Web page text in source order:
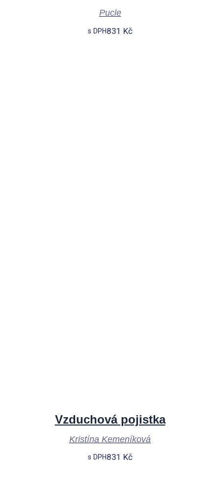
Pucle
831 Kč
s DPH
Vzduchová pojistka
Kristína Kemeníková
831 Kč
s DPH